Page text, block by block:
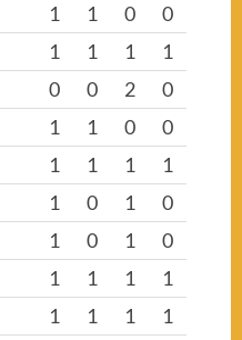
1 1 0
0
1 1 1
1
0 0 2
0
1 1 0
0
1 1 1
1
1 0 1
0
1 0 1
0
1 1 1
1
1 1 1
1